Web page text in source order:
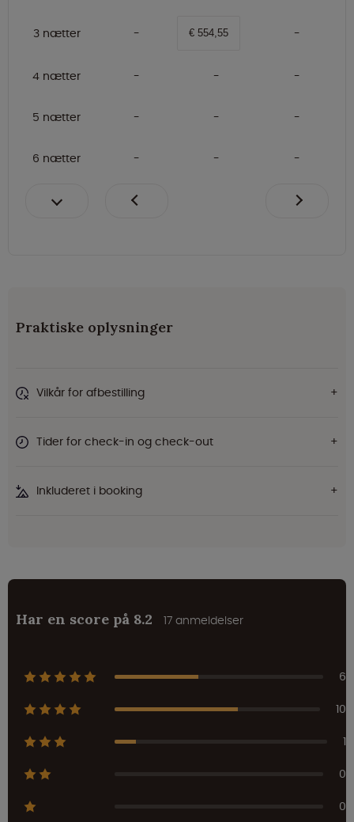
3 nætter € 554,55
4 nætter
5 nætter
6 nætter
Praktiske oplysninger
Vilkår for afbestilling
Tider for check-in og check-out
Inkluderet i booking
Har en score på 8.2 17 anmeldelser
6
10
1
0
0